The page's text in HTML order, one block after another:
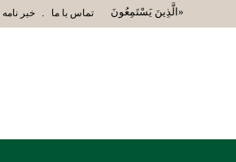
«الَّذِينَ يَسْتَمِعُونَ الْقَوْلَ فَيَتَّبِعُونَ أَحْسَنَهُ
تماس با ما . خبر نامه